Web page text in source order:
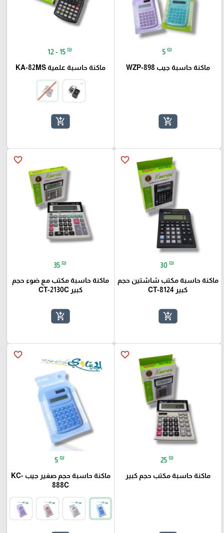
5 ₪
ماكنة حاسبة جيب WZP-898
add_shopping_cart
12 - 15 ₪
ماكنة حاسبة علمية KA-82MS
add_shopping_cart
favorite_border
30 ₪
ماكنة حاسبة مكتب شاشتين حجم
كبير CT-8124
add_shopping_cart
favorite_border
35 ₪
ماكنة حاسبة مكتب مع ضوء حجم
كبير CT-2130C
add_shopping_cart
favorite_border
25 ₪
ماكنة حاسبة مكتب حجم كبير
favorite_border
5 ₪
ماكنة حاسبة حجم صغير جيب KC-
888C